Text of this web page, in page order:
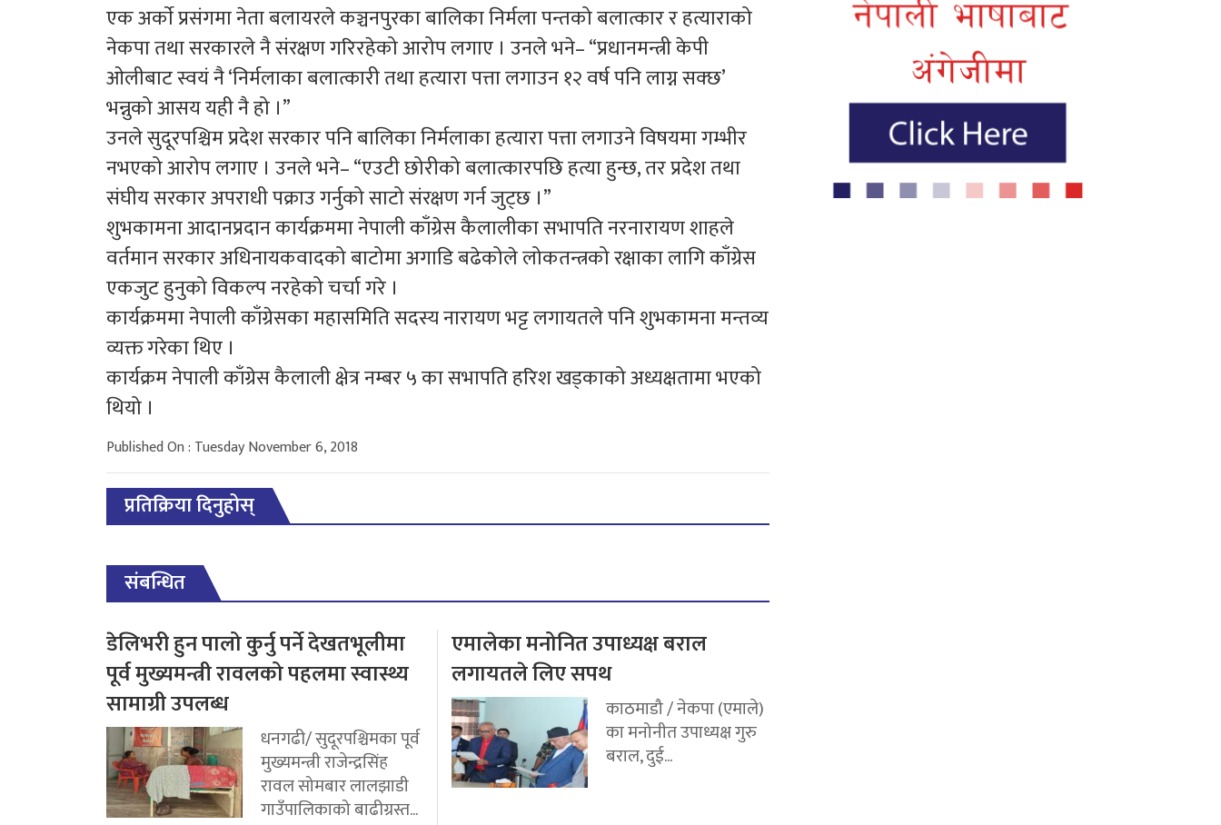
एक अर्काे प्रसंगमा नेता बलायरले कञ्चनपुरका बालिका निर्मला पन्तको बलात्कार र हत्याराको
नेकपा तथा सरकारले नै संरक्षण गरिरहेको आरोप लगाए । उनले भने– “प्रधानमन्त्री केपी
ओलीबाट स्वयं नै ‘निर्मलाका बलात्कारी तथा हत्यारा पत्ता लगाउन १२ वर्ष पनि लाग्न सक्छ’
भन्नुको आसय यही नै हो ।”
उनले सुदूरपश्चिम प्रदेश सरकार पनि बालिका निर्मलाका हत्यारा पत्ता लगाउने विषयमा गम्भीर
नभएको आरोप लगाए । उनले भने– “एउटी छोरीको बलात्कारपछि हत्या हुन्छ, तर प्रदेश तथा
संघीय सरकार अपराधी पक्राउ गर्नुको साटो संरक्षण गर्न जुट्छ ।”
शुभकामना आदानप्रदान कार्यक्रममा नेपाली काँग्रेस कैलालीका सभापति नरनारायण शाहले
वर्तमान सरकार अधिनायकवादको बाटोमा अगाडि बढेकोले लोकतन्त्रको रक्षाका लागि काँग्रेस
एकजुट हुनुको विकल्प नरहेको चर्चा गरे ।
कार्यक्रममा नेपाली काँग्रेसका महासमिति सदस्य नारायण भट्ट लगायतले पनि शुभकामना मन्तव्य
व्यक्त गरेका थिए ।
कार्यक्रम नेपाली काँग्रेस कैलाली क्षेत्र नम्बर ५ का सभापति हरिश खड्काको अध्यक्षतामा भएको
थियो ।
Published On : Tuesday November 6, 2018
प्रतिक्रिया दिनुहोस्
संबन्धित
डेलिभरी हुन पालो कुर्नु पर्ने देखतभूलीमा
पूर्व मुख्यमन्त्री रावलको पहलमा स्वास्थ्य
सामाग्री उपलब्ध
धनगढी/ सुदूरपश्चिमका पूर्व
मुख्यमन्त्री राजेन्द्रसिंह
रावल सोमबार लालझाडी
गाउँपालिकाको बाढीग्रस्त...
एमालेका मनोनित उपाध्यक्ष बराल
लगायतले लिए सपथ
काठमाडौ / नेकपा (एमाले)
का मनोनीत उपाध्यक्ष गुरु
बराल, दुई...